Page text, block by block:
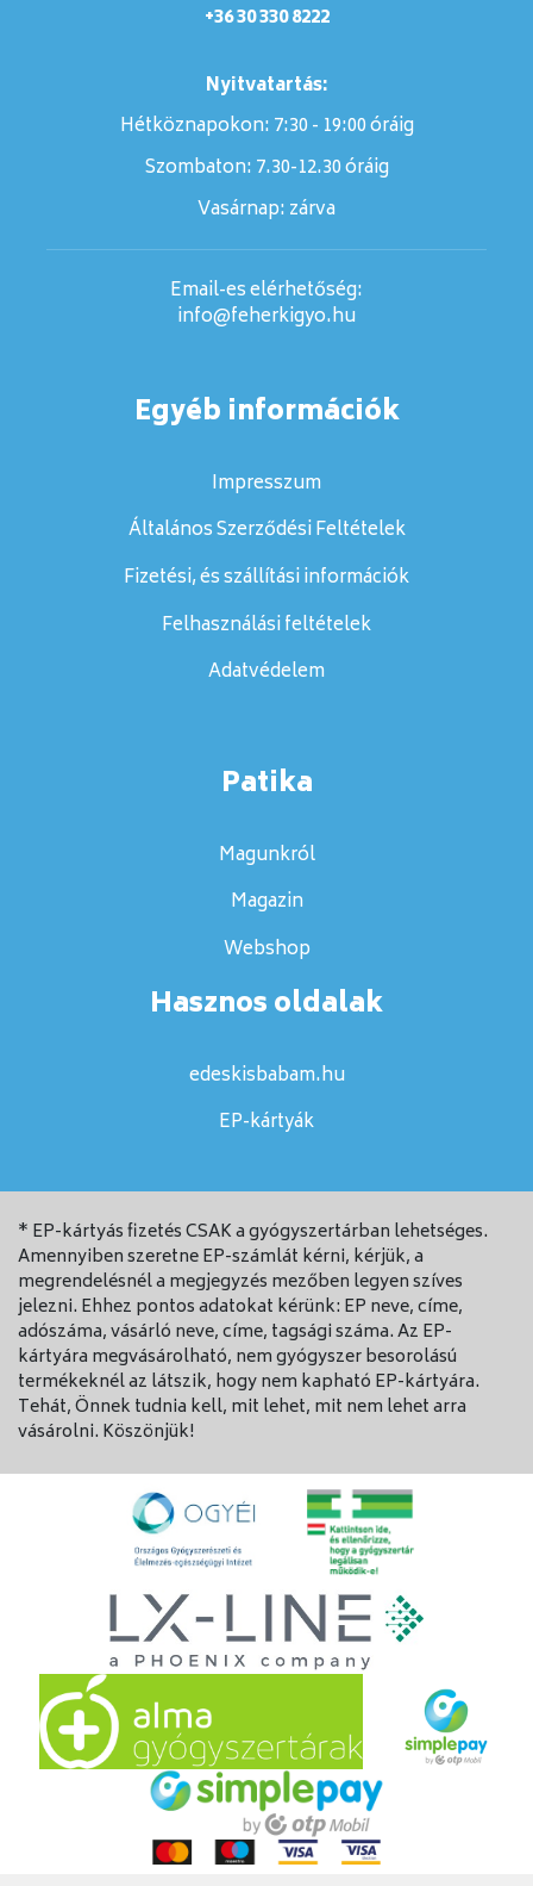
+36 30 330 8222
Nyitvatartás:
Hétköznapokon: 7:30 - 19:00 óráig
Szombaton:7.30-12.30 óráig
Vasárnap:zárva
Email-es elérhetőség:
info@feherkigyo.hu
Egyéb információk
Impresszum
Általános Szerződési Feltételek
Fizetési, és szállítási információk
Felhasználási feltételek
Adatvédelem
Patika
Magunkról
Magazin
Webshop
Hasznos oldalak
edeskisbabam.hu
EP-kártyák
* EP-kártyás fizetés CSAK a gyógyszertárban lehetséges.
Amennyiben szeretne EP-számlát kérni, kérjük, a
megrendelésnél a megjegyzés mezőben legyen szíves
jelezni. Ehhez pontos adatokat kérünk: EP neve, címe,
adószáma, vásárló neve, címe, tagsági száma. Az EP-
kártyára megvásárolható, nem gyógyszer besorolású
termékeknél az látszik, hogy nem kapható EP-kártyára.
Tehát, Önnek tudnia kell, mit lehet, mit nem lehet arra
vásárolni. Köszönjük!